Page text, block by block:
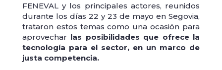
FENEVAL y los principales actores, reunidos
durante los días 22 y 23 de mayo en Segovia,
trataron estos temas como una ocasión para
aprovechar las posibilidades que ofrece la
tecnología para el sector, en un marco de
justa competencia.